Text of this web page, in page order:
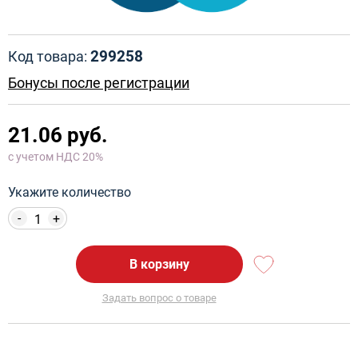
Код товара: 299258
Бонусы после регистрации
21.06 руб.
с учетом НДС 20%
Укажите количество
+
-
В корзину
Задать вопрос о товаре